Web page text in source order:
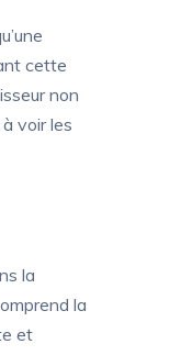
cette
non
voir les
la
la
et